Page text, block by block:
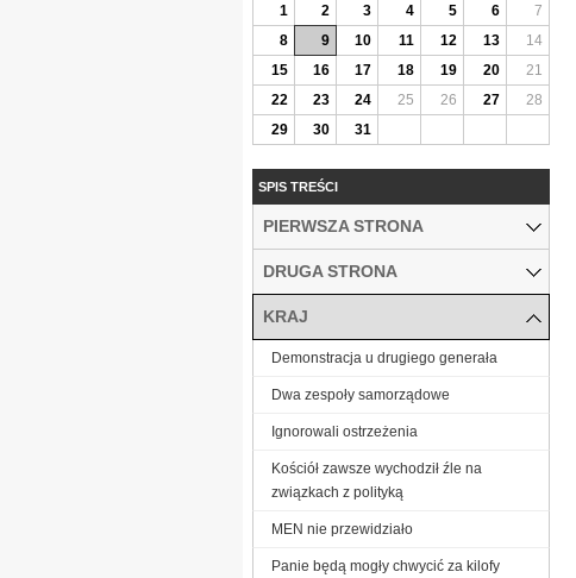
1
2 3 4 5 6
7
8
9 10 11 12 13
14
15
16 17 18 19 20
21
22
23 24 25 26 27
28
29
30 31
SPIS TREŚCI
PIERWSZA STRONA
DRUGA STRONA
KRAJ
Demonstracja u drugiego generała
Dwa zespoły samorządowe
Ignorowali ostrzeżenia
Kościół zawsze wychodził źle na
związkach z polityką
MEN nie przewidziało
Panie będą mogły chwycić za kilofy